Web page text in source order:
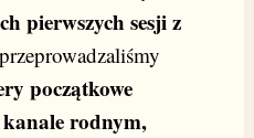
pierwszych sesji z
początkowe
kanale rodnym,